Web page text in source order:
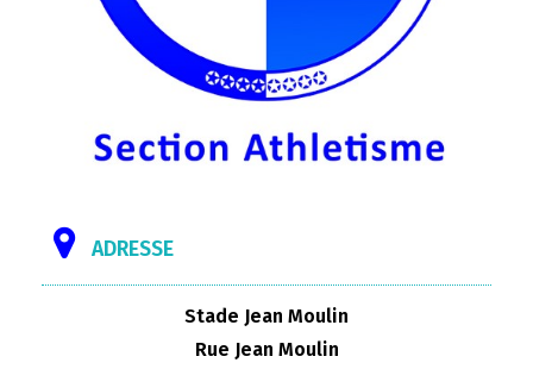
ADRESSE
Stade Jean Moulin
Rue Jean Moulin